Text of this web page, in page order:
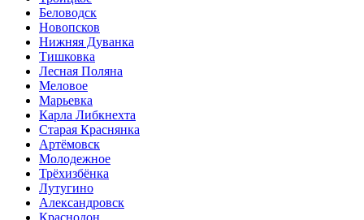
Беловодск
Новопсков
Нижняя Дуванка
Тишковка
Лесная Поляна
Меловое
Марьевка
Карла Либкнехта
Старая Краснянка
Артёмовск
Молодежное
Трёхизбёнка
Лутугино
Александровск